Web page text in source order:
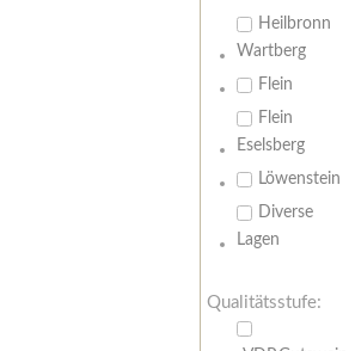
Heilbronn
Wartberg
Flein
Flein
Eselsberg
Löwenstein
Diverse
Lagen
Qualitätsstufe: